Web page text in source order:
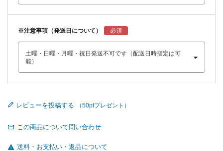
※注意事項（発送日について）
レビューを投稿する
この商品について問い合わせ
送料・お支払い・返品について